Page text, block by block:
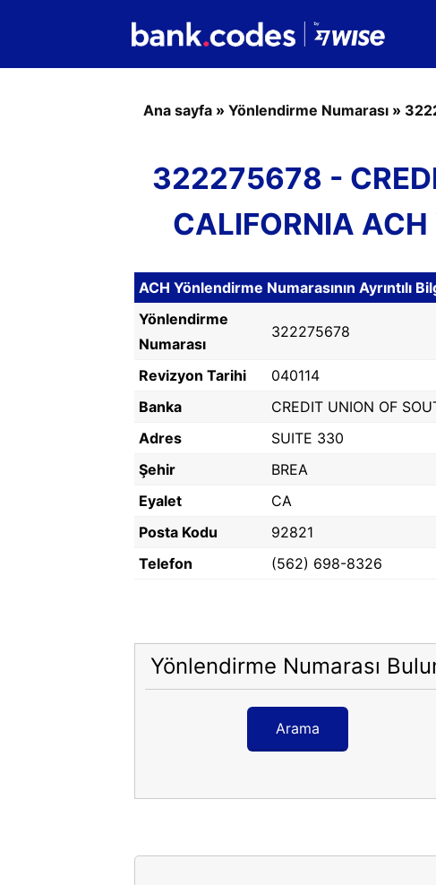
Ana sayfa » Yönlendirme Numarası »
322275678 -
CALIFORNIA
ACH Yönlendirme Numarasının Ayrıntılı
Yönlendirme
Numarası
322275678
Revizyon Tarihi
040114
Banka
CREDIT UNION OF
Adres
SUITE 330
Şehir
BREA
Eyalet
CA
Posta Kodu
92821
Telefon
(562) 698-8326
Yönlendirme Numarası
Arama